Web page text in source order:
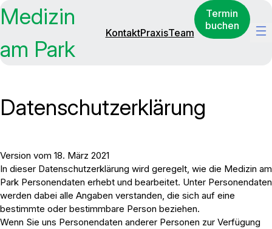
Medizin
am Park
KontaktPraxisTeam
Termin
buchen
Datenschutzerklärung
Version vom 18. März 2021
In dieser Datenschutzerklärung wird geregelt, wie die Medizin am
Park Personendaten erhebt und bearbeitet. Unter Personendaten
werden dabei alle Angaben verstanden, die sich auf eine
bestimmte oder bestimmbare Person beziehen.
Wenn Sie uns Personendaten anderer Personen zur Verfügung